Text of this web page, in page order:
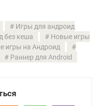
Игры для андроид
без кеша
Новые игры
игры на Андроид
Раннер для Android